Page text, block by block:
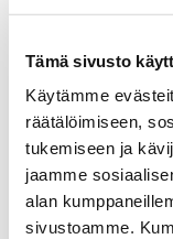
Tämä sivusto
Käytämme
räätälöimiseen,
tukemiseen ja
jaamme
alan
sivustoamme.